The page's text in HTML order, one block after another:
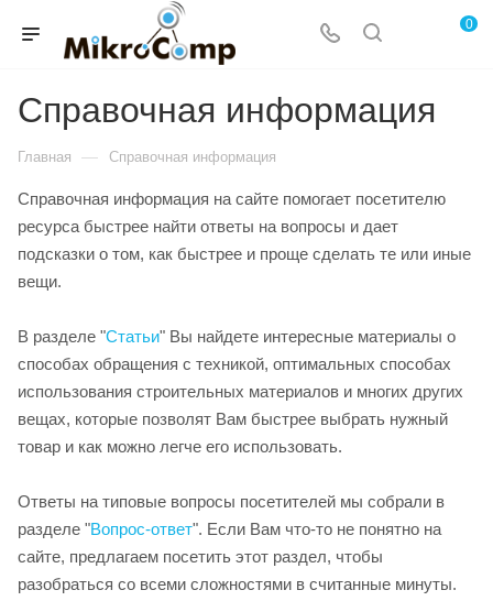
0
Справочная информация
Главная — Справочная информация
Справочная информация на сайте помогает посетителю
ресурса быстрее найти ответы на вопросы и дает
подсказки о том, как быстрее и проще сделать те или иные
вещи.
В разделе "Статьи" Вы найдете интересные материалы о
способах обращения с техникой, оптимальных способах
использования строительных материалов и многих других
вещах, которые позволят Вам быстрее выбрать нужный
товар и как можно легче его использовать.
Ответы на типовые вопросы посетителей мы собрали в
разделе "Вопрос-ответ". Если Вам что-то не понятно на
сайте, предлагаем посетить этот раздел, чтобы
разобраться со всеми сложностями в считанные минуты.